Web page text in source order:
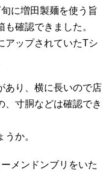
に増田製麺を使う旨
確認できました。
アップされていたTシ
あり、横に長いので店
、寸胴などは確認でき
か。
メンドンブリをいた